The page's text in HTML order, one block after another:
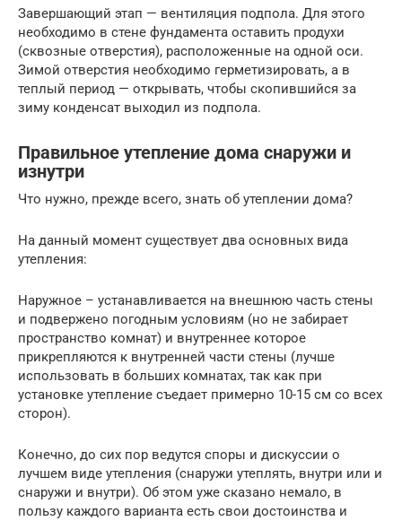
Завершающий этап — вентиляция подпола. Для этого
необходимо в стене фундамента оставить продухи
(сквозные отверстия), расположенные на одной оси.
Зимой отверстия необходимо герметизировать, а в
теплый период — открывать, чтобы скопившийся за
зиму конденсат выходил из подпола.
Правильное утепление дома снаружи и
изнутри
Что нужно, прежде всего, знать об утеплении дома?
На данный момент существует два основных вида
утепления:
Наружное – устанавливается на внешнюю часть стены
и подвержено погодным условиям (но не забирает
пространство комнат) и внутреннее которое
прикрепляются к внутренней части стены (лучше
использовать в больших комнатах, так как при
установке утепление съедает примерно 10-15 см со всех
сторон).
Конечно, до сих пор ведутся споры и дискуссии о
лучшем виде утепления (снаружи утеплять, внутри или и
снаружи и внутри). Об этом уже сказано немало, в
пользу каждого варианта есть свои достоинства и